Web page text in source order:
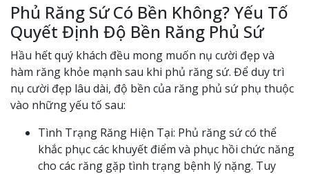
Phủ Răng Sứ Có Bền Không? Yếu Tố
Quyết Định Độ Bền Răng Phủ Sứ
Hầu hết quý khách đều mong muốn nụ cười đẹp và
hàm răng khỏe mạnh sau khi phủ răng sứ. Để duy trì
nụ cười đẹp lâu dài, độ bền của răng phủ sứ phụ thuộc
vào những yếu tố sau:
Tình Trạng Răng Hiện Tại: Phủ răng sứ có thể
khắc phục các khuyết điểm và phục hồi chức năng
cho các răng gặp tình trạng bệnh lý nặng. Tuy